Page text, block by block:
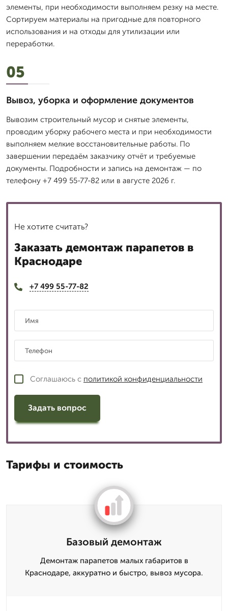
элементы, при необходимости выполняем резку на месте.
Сортируем материалы на пригодные для повторного
использования и на отходы для утилизации или
переработки.
05
Вывоз, уборка и оформление документов
Вывозим строительный мусор и снятые элементы,
проводим уборку рабочего места и при необходимости
выполняем мелкие восстановительные работы. По
завершении передаём заказчику отчёт и требуемые
документы. Подробности и запись на демонтаж — по
телефону +7 499 55-77-82 или в августе 2026 г.
Не хотите считать?
Заказать демонтаж парапетов в
Краснодаре
+7 499 55-77-82
Соглашаюсь с политикой конфиденциальности
Задать вопрос
Тарифы и стоимость
Базовый демонтаж
Демонтаж парапетов малых габаритов в
Краснодаре, аккуратно и быстро, вывоз мусора.